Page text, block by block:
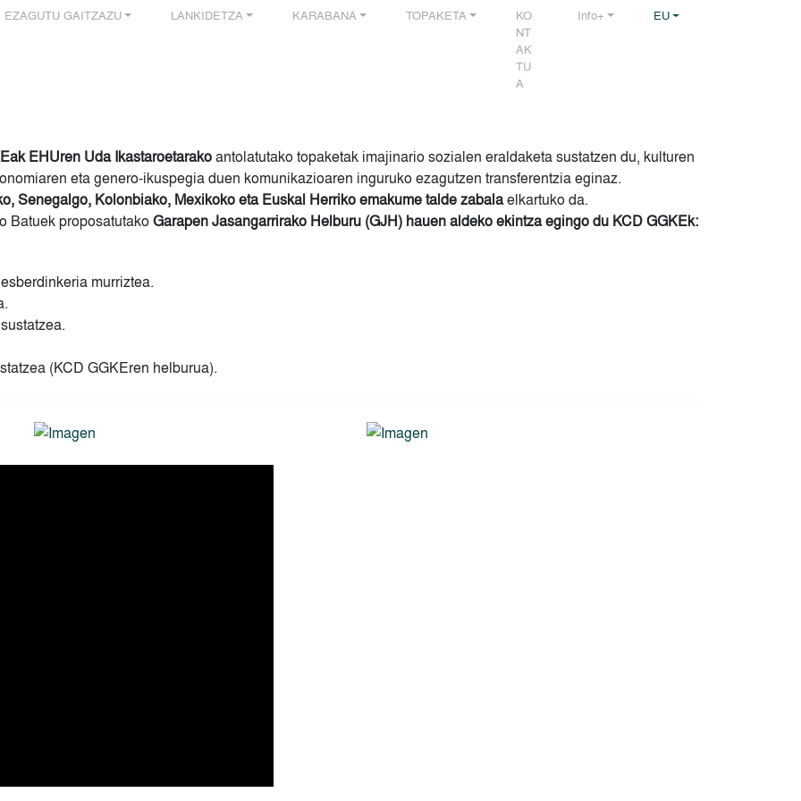
EZAGUTU GAITZAZU LANKIDETZA KARABANA TOPAKETA
KO
NT
AK
TU
A
Info+ EU
EHUren Uda Ikastaroetarakoantolatutako topaketak imajinario sozialen eraldaketa sustatzen du, kulturen
eta genero-ikuspegia duen komunikazioaren inguruko ezagutzen transferentzia eginaz.
Senegalgo, Kolonbiako, Mexikoko eta Euskal Herriko emakume talde zabalaelkartuko da.
Batuek proposatutakoGarapen Jasangarrirako Helburu (GJH) hauen aldeko ekintza egingo du KCD GGKEk:
murriztea.
(KCD GGKEren helburua).